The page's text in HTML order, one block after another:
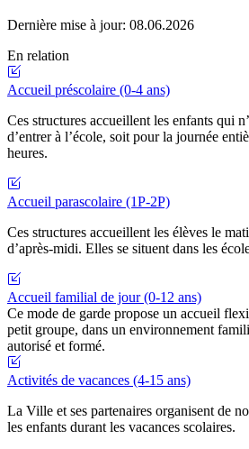
Dernière mise à jour: 08.06.2026
En relation
Accueil préscolaire (0-4 ans)
Ces structures accueillent les enfants qui
d’entrer à l’école, soit pour la journée
heures.
Accueil parascolaire (1P-2P)
Ces structures accueillent les élèves le
d’après-midi. Elles se situent dans les
Accueil familial de jour (0-12 ans)
Ce mode de garde propose un accueil
petit groupe, dans un environnement
autorisé et formé.
Activités de vacances (4-15 ans)
La Ville et ses partenaires organisent de
les enfants durant les vacances scolaires.